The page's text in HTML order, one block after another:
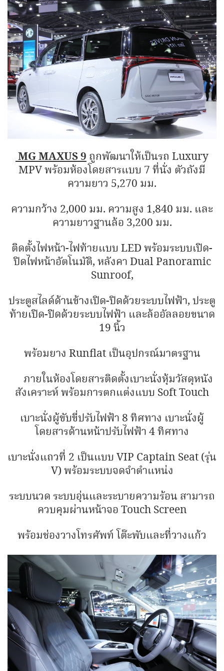
MG MAXUS 9ถูกพัฒนาให้เป็นรถ Luxury
MPV พร้อมห้องโดยสารแบบ 7 ที่นั่ง ตัวถังมี
ความยาว 5,270 มม.
ความกว้าง 2,000 มม. ความสูง 1,840 มม. และ
ความยาวฐานล้อ 3,200 มม.
ติดตั้งไฟหน้า-ไฟท้ายแบบ LED พร้อมระบบเปิด-
ปิดไฟหน้าอัตโนมัติ, หลังคา Dual Panoramic
Sunroof,
ประตูสไลด์ด้านข้างเปิด-ปิดด้วยระบบไฟฟ้า, ประตู
ท้ายเปิด-ปิดด้วยระบบไฟฟ้า และล้ออัลลอยขนาด
19 นิ้ว
พร้อมยาง Runflat เป็นอุปกรณ์มาตรฐาน
ภายในห้องโดยสารติดตั้งเบาะนั่งหุ้มวัสดุหนัง
สังเคราะห์ พร้อมการตกแต่งแบบ Soft Touch
เบาะนั่งผู้ขับขี่ปรับไฟฟ้า 8 ทิศทาง เบาะนั่งผู้
โดยสารด้านหน้าปรับไฟฟ้า 4 ทิศทาง
เบาะนั่งแถวที่ 2 เป็นแบบ VIP Captain Seat (รุ่น
V) พร้อมระบบจดจำตำแหน่ง
ระบบนวด ระบบอุ่นและระบายความร้อน สามารถ
ควบคุมผ่านหน้าจอ Touch Screen
พร้อมช่องวางโทรศัพท์ โต๊ะพับและที่วางแก้ว